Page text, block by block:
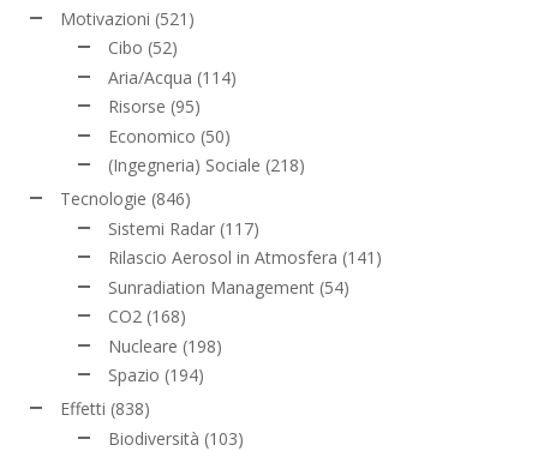
Motivazioni (521)
Cibo (52)
Aria/Acqua (114)
Risorse (95)
Economico (50)
(Ingegneria) Sociale (218)
Tecnologie (846)
Sistemi Radar (117)
Rilascio Aerosol in Atmosfera (141)
Sunradiation Management (54)
CO2 (168)
Nucleare (198)
Spazio (194)
Effetti (838)
Biodiversità (103)